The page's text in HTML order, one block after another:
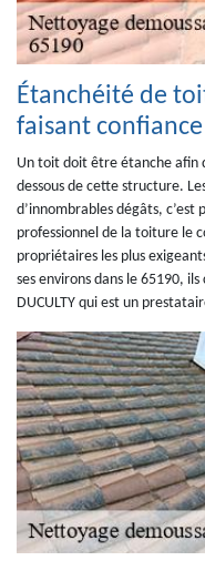
Étanchéité de
faisant confiance
Un toit doit être étanche afin
dessous de cette structure.
d’innombrables dégâts, c’est
professionnel de la toiture le
propriétaires les plus
ses environs dans le 65190, ils
DUCULTY qui est un